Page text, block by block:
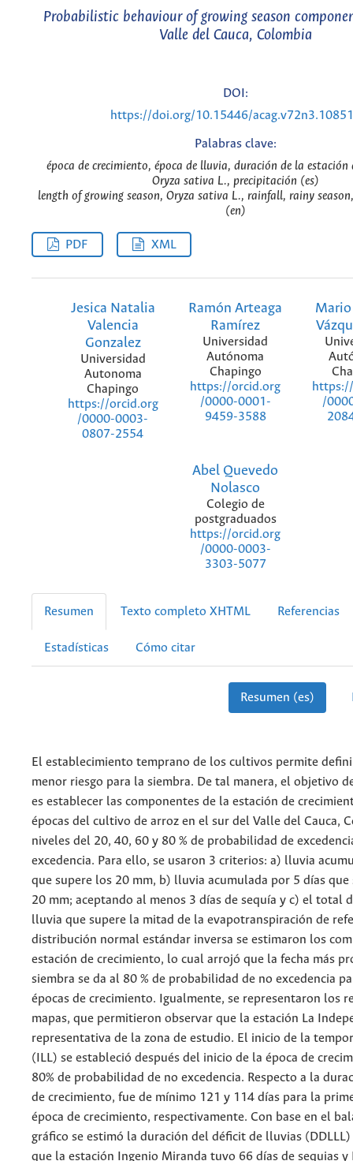
Probabilistic behaviour of growing season
Valle del Cauca, Colombia
DOI:
https://doi.org/10.15446/
Palabras clave:
época de crecimiento, época de lluvia, duración de la estación
Oryza sativa L., precipitación (es)
length of growing season, Oryza sativa L., rainfall, rainy
(en)
PDF XML
Jesica Natalia
Valencia
Gonzalez
Universidad
Autonoma
Chapingo
https://orcid.org
/0000-0003-
0807-2554
Ramón Arteaga
Ramírez
Universidad
Autónoma
Chapingo
https://orcid.org
/0000-0001-
9459-3588
/
Abel Quevedo
Nolasco
Colegio de
postgraduados
https://orcid.org
/0000-0003-
3303-5077
Resumen Texto completo XHTML Referencias
Estadísticas Cómo citar
Resumen (es)
El establecimiento temprano de los cultivos permite
menor riesgo para la siembra. De tal manera, el objetivo
es establecer las componentes de la estación de
épocas del cultivo de arroz en el sur del Valle del Cauca,
niveles del 20, 40, 60 y 80 % de probabilidad de
excedencia. Para ello, se usaron 3 criterios: a) lluvia
que supere los 20 mm, b) lluvia acumulada por 5 días que
20 mm; aceptando al menos 3 días de sequía y c) el total
lluvia que supere la mitad de la evapotranspiración de
distribución normal estándar inversa se estimaron los
estación de crecimiento, lo cual arrojó que la fecha más
siembra se da al 80 % de probabilidad de no excedencia
épocas de crecimiento. Igualmente, se representaron los
mapas, que permitieron observar que la estación La
representativa de la zona de estudio. El inicio de la
(ILL) se estableció después del inicio de la época de
80% de probabilidad de no excedencia. Respecto a la
de crecimiento, fue de mínimo 121 y 114 días para la
época de crecimiento, respectivamente. Con base en el
gráfico se estimó la duración del déficit de lluvias
que la estación Ingenio Miranda tuvo 66 días de sequias y